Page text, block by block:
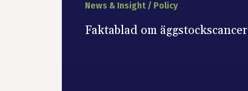
News & Insight / Policy
Faktablad om äggstockscancer